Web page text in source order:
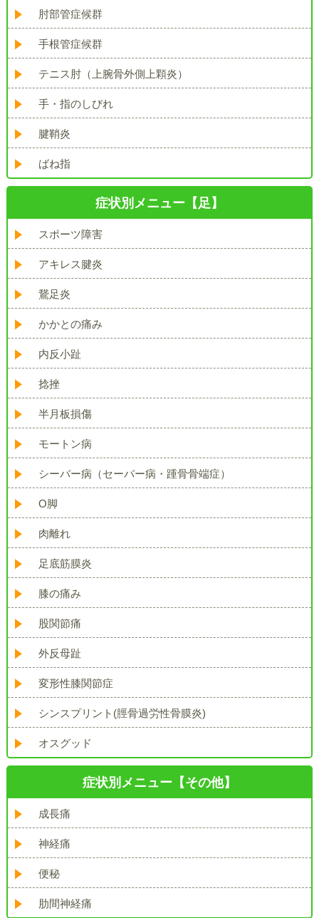
肘部管症候群
手根管症候群
テニス肘（上腕骨外側上顆炎）
手・指のしびれ
腱鞘炎
ばね指
症状別メニュー【足】
スポーツ障害
アキレス腱炎
鵞足炎
かかとの痛み
内反小趾
捻挫
半月板損傷
モートン病
シーバー病（セーバー病・踵骨骨端症）
O脚
肉離れ
足底筋膜炎
膝の痛み
股関節痛
外反母趾
変形性膝関節症
シンスプリント(脛骨過労性骨膜炎)
オスグッド
症状別メニュー【その他】
成長痛
神経痛
便秘
肋間神経痛